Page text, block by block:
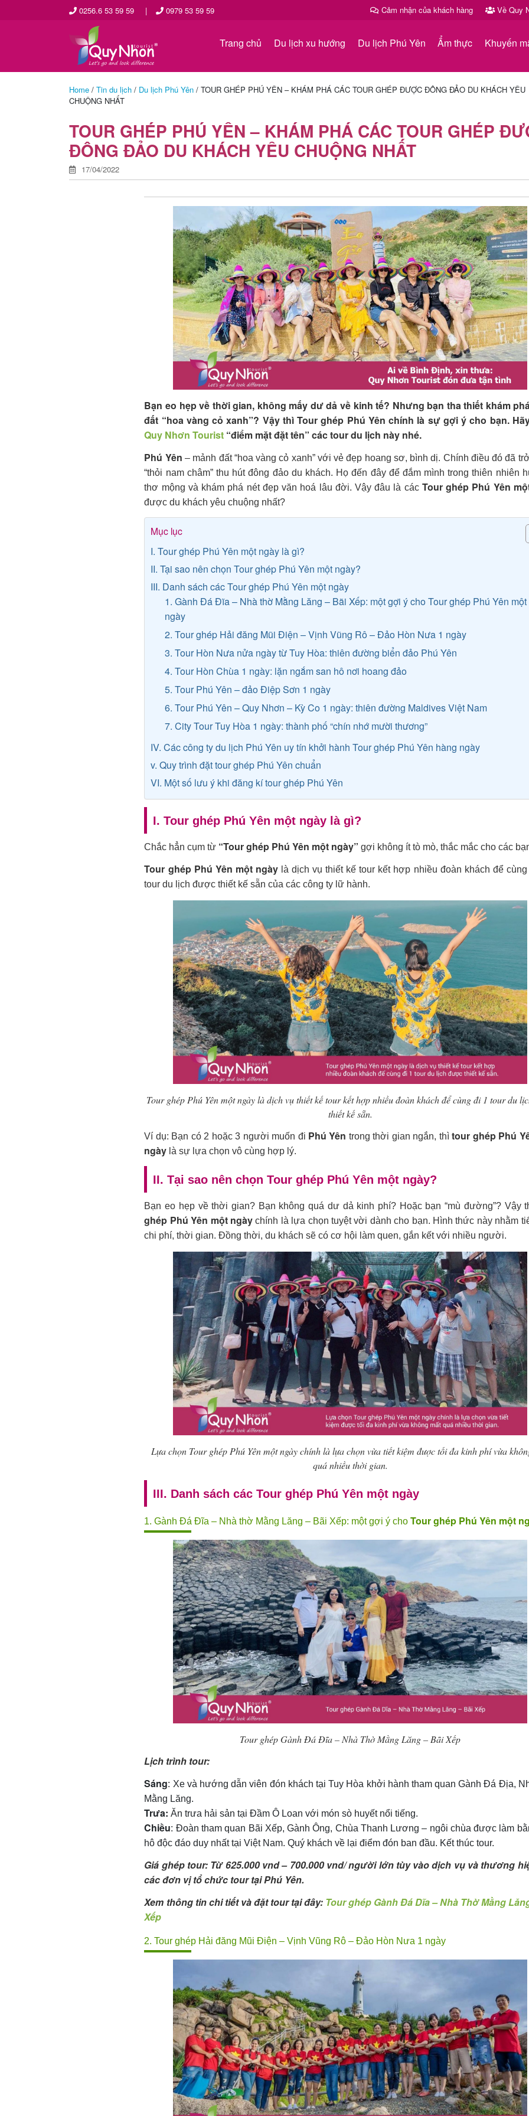
0256.6 53 59 59 | 0979 53 59 59 Cảm nhận của khách hàng Về Quy
Trang chủ Du lịch xu hướng Du lịch Phú Yên Ẩm thực Khuyến
Home / Tin du lịch / Du lịch Phú Yên / TOUR GHÉP PHÚ YÊN – KHÁM PHÁ CÁC TOUR GHÉP ĐƯỢC ĐÔNG ĐẢO DU KHÁCH YÊU
CHUỘNG NHẤT
TOUR GHÉP PHÚ YÊN – KHÁM PHÁ CÁC TOUR GHÉP
ĐÔNG ĐẢO DU KHÁCH YÊU CHUỘNG NHẤT
17/04/2022
Bạn eo hẹp về thời gian, không mấy dư dả về kinh tế? Nhưng bạn tha thiết khám
đất “hoa vàng cỏ xanh”? Vậy thì Tour ghép Phú Yên chính là sự gợi ý cho bạn.
Quy Nhơn Tourist “điểm mặt đặt tên” các tour du lịch này nhé.
Phú Yên – mảnh đất “hoa vàng cỏ xanh” với vẻ đẹp hoang sơ, bình dị. Chính điều đó đã
“thỏi nam châm” thu hút đông đảo du khách. Họ đến đây để đắm mình trong thiên nhiên
thơ mộng và khám phá nét đẹp văn hoá lâu đời. Vậy đâu là các Tour ghép Phú Yên
được du khách yêu chuộng nhất?
Mục lục
I. Tour ghép Phú Yên một ngày là gì?
II. Tại sao nên chọn Tour ghép Phú Yên một ngày?
III. Danh sách các Tour ghép Phú Yên một ngày
1. Gành Đá Đĩa – Nhà thờ Mằng Lăng – Bãi Xếp: một gợi ý cho Tour ghép Phú Yên một
ngày
2. Tour ghép Hải đăng Mũi Điện – Vịnh Vũng Rô – Đảo Hòn Nưa 1 ngày
3. Tour Hòn Nưa nửa ngày từ Tuy Hòa: thiên đường biển đảo Phú Yên
4. Tour Hòn Chùa 1 ngày: lặn ngắm san hô nơi hoang đảo
5. Tour Phú Yên – đảo Điệp Sơn 1 ngày
6. Tour Phú Yên – Quy Nhơn – Kỳ Co 1 ngày: thiên đường Maldives Việt Nam
7. City Tour Tuy Hòa 1 ngày: thành phố “chín nhớ mười thương”
IV. Các công ty du lịch Phú Yên uy tín khởi hành Tour ghép Phú Yên hàng ngày
v. Quy trình đặt tour ghép Phú Yên chuẩn
VI. Một số lưu ý khi đăng kí tour ghép Phú Yên
I. Tour ghép Phú Yên một ngày là gì?
Chắc hẳn cụm từ “Tour ghép Phú Yên một ngày” gợi không ít tò mò, thắc mắc cho các
Tour ghép Phú Yên một ngàylà dịch vụ thiết kế tour kết hợp nhiều đoàn khách để cùng
tour du lịch được thiết kế sẵn của các công ty lữ hành.
Tour ghép Phú Yên một ngày là dịch vụ thiết kế tour kết hợp nhiều đoàn khách để cùng đi 1 tour du
thiết kế sẵn.
Ví dụ: Bạn có 2 hoặc 3 người muốn đi Phú Yên trong thời gian ngắn, thìtour ghép Phú
ngày là sự lựa chọn vô cùng hợp lý.
II. Tại sao nên chọnTour ghép Phú Yên một ngày?
Bạn eo hẹp về thời gian? Bạn không quá dư dả kinh phí? Hoặc bạn “mù đường”? Vậy
ghép Phú Yên một ngày chính là lựa chọn tuyệt vời dành cho bạn. Hình thức này nhằm
chi phí, thời gian. Đồng thời, du khách sẽ có cơ hội làm quen, gắn kết với nhiều người.
Lựa chọn Tour ghép Phú Yên một ngày chính là lựa chọn vừa tiết kiệm được tối đa kinh phí vừa
quá nhiều thời gian.
III. Danh sách các Tour ghép Phú Yên một ngày
1. Gành Đá Đĩa – Nhà thờ Mằng Lăng – Bãi Xếp: một gợi ý choTour ghép Phú Yên một
Tour ghép Gành Đá Đĩa – Nhà Thờ Mằng Lăng – Bãi Xếp
Lịch trình tour:
Sáng: Xe và hướng dẫn viên đón khách tại Tuy Hòa khởi hành tham quan Gành Đá Địa,
Mằng Lăng.
Trưa: Ăn trưa hải sản tại Đầm Ô Loan với món sò huyết nổi tiếng.
Chiều: Đoàn tham quan Bãi Xếp, Gành Ông, Chùa Thanh Lương – ngôi chùa được làm
hô độc đáo duy nhất tại Việt Nam. Quý khách về lại điểm đón ban đầu. Kết thúc tour.
Giá ghép tour: Từ 625.000 vnd – 700.000 vnd/ người lớn tùy vào dịch vụ và thương
các đơn vị tổ chức tour tại Phú Yên.
Xem thông tin chi tiết và đặt tour tại đây: Tour ghép Gành Đá Dĩa – Nhà Thờ Mằng
Xếp
2. Tour ghép Hải đăng Mũi Điện – Vịnh Vũng Rô – Đảo Hòn Nưa 1 ngày